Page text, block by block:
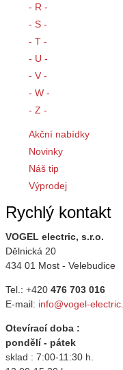
- R -
- S -
- T -
- U -
- V -
- W -
- Z -
Akční nabídky
Novinky
Náš tip
Výprodej
Rychlý kontakt
VOGEL electric, s.r.o.
Dělnická 20
434 01 Most - Velebudice
Tel.: +420 476 703 016
E-mail: info@vogel-
Otevírací doba :
pondělí - pátek
sklad : 7:00-11:30 h.